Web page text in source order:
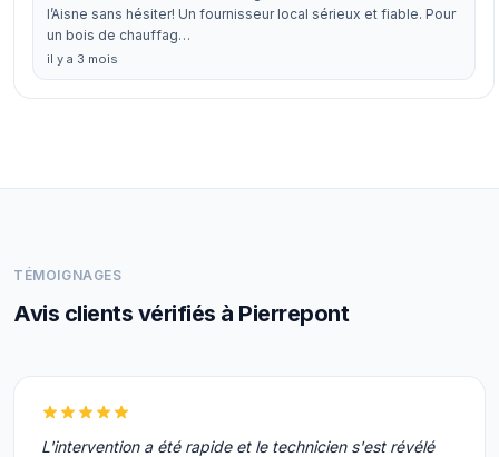
l’Aisne sans hésiter! Un fournisseur local sérieux et fiable. Pour
un bois de chauffag…
il y a 3 mois
TÉMOIGNAGES
Avis clients vérifiés à Pierrepont
L'intervention a été rapide et le technicien s'est révélé